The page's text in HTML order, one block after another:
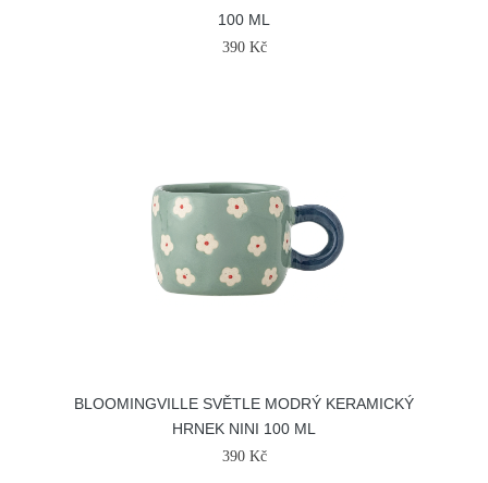
100 ML
390 Kč
BLOOMINGVILLE SVĚTLE MODRÝ KERAMICKÝ
HRNEK NINI 100 ML
390 Kč